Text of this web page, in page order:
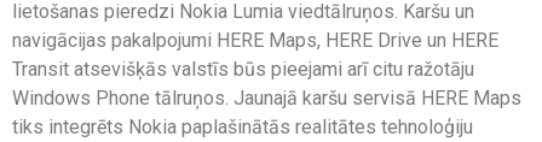
lietošanas pieredzi Nokia Lumia viedtālruņos. Karšu un
navigācijas pakalpojumi HERE Maps, HERE Drive un HERE
Transit atsevišķās valstīs būs pieejami arī citu ražotāju
Windows Phone tālruņos. Jaunajā karšu servisā HERE Maps
tiks integrēts Nokia paplašinātās realitātes tehnoloģiju